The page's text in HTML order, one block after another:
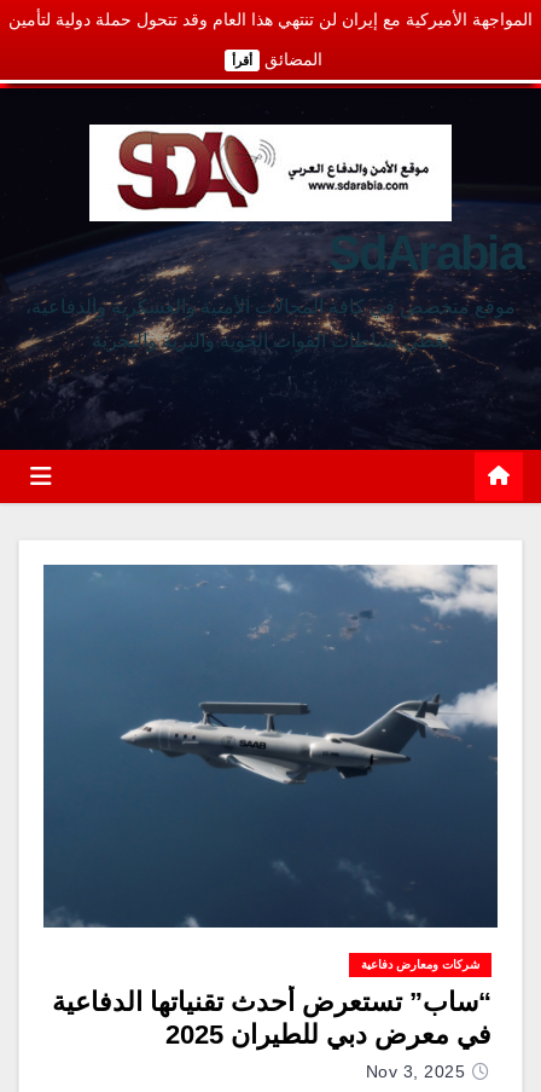
المواجهة الأميركية مع إيران لن تنتهي هذا العام وقد تتحول حملة دولية لتأمين
المضائق أقرأ
SdArabia
موقع متخصص في كافة المجالات الأمنية والعسكرية والدفاعية،
يغطي نشاطات القوات الجوية والبرية والبحرية
شركات ومعارض دفاعية
“ساب” تستعرض أحدث تقنياتها الدفاعية
في معرض دبي للطيران 2025
Nov 3, 2025